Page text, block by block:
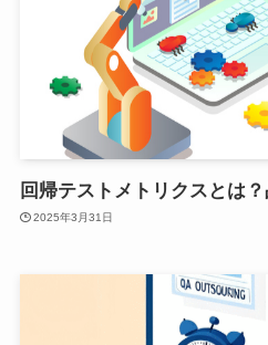
回帰テストメトリクスとは
2025年3月31日